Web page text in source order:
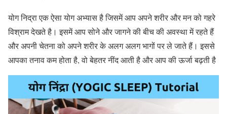
योग निद्रा एक ऐसा योग अभ्यास है जिसमें आप अपने शरीर और मन को गहरे
विश्राम देखते है। इसमें आप सोने और जागने की बीच की अवस्था में रहते हैं
और अपनी चेतना को अपने शरीर के अलग अलग भागों पर ले जाते हैं। इससे
आपका तनाव कम होता है, वो बेहतर नींद आती है और आप की ऊर्जा बढ़ती है